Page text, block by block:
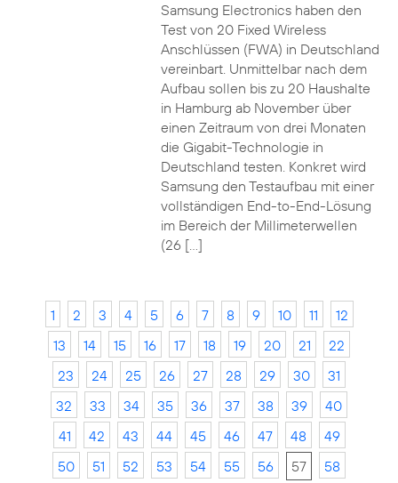
Samsung Electronics haben den
Test von 20 Fixed Wireless
Anschlüssen (FWA) in Deutschland
vereinbart. Unmittelbar nach dem
Aufbau sollen bis zu 20 Haushalte
in Hamburg ab November über
einen Zeitraum von drei Monaten
die Gigabit-Technologie in
Deutschland testen. Konkret wird
Samsung den Testaufbau mit einer
vollständigen End-to-End-Lösung
im Bereich der Millimeterwellen
(26 […]
1 2 3 4 5 6 7 8 9 10 11
12
13
14 15 16 17 18 19 20 21
22
23
24 25 26 27 28 29 30
31
32
33 34 35 36 37 38 39
40
41
42 43 44 45 46 47 48
49
50
51 52 53 54 55 56 57
58